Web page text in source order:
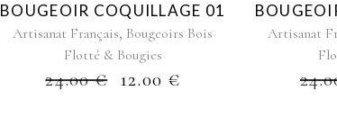
BOUGEOIR COQUILLAGE 01
Artisanat Français, Bougeoirs Bois
Flotté & Bougies
24.00€ 12.00 €
Artisanat